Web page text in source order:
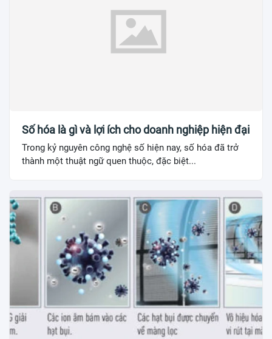
Số hóa là gì và lợi ích cho doanh nghiệp hiện đại
Trong kỷ nguyên công nghệ số hiện nay, số hóa đã trở
thành một thuật ngữ quen thuộc, đặc biệt...